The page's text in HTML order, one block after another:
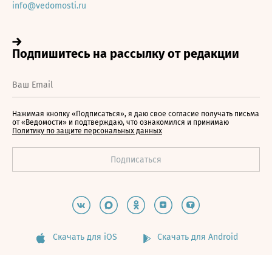
info@vedomosti.ru
Нажимая кнопку «Подписаться», я даю свое согласие получать письма
от «Ведомости» и подтверждаю, что ознакомился и принимаю
Политику по защите персональных данных
Скачать для iOS Скачать для Android